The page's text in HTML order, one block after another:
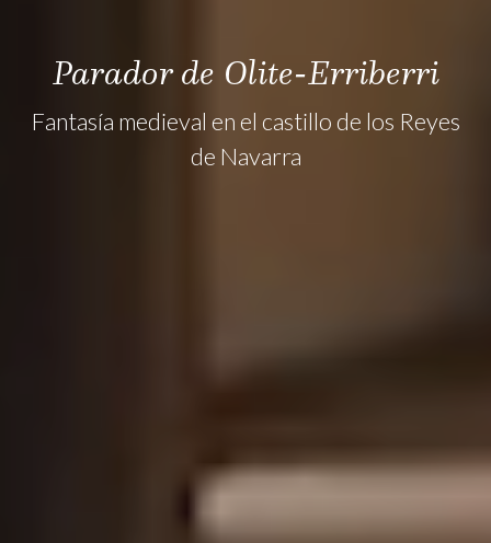
Parador de Olite-Erriberri
Fantasía medieval en el castillo de los Reyes
de Navarra